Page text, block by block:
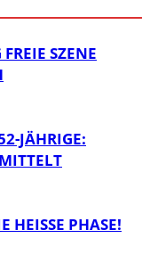
SZENE
JÄHRIGE:
PHASE!